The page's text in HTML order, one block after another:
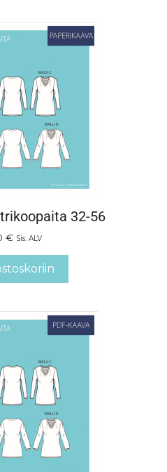
32-56
€ Sis. ALV